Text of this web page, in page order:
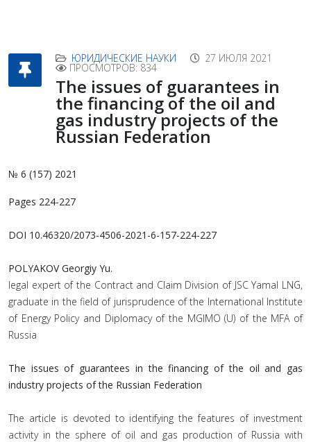
ЮРИДИЧЕСКИЕ НАУКИ 27 ИЮЛЯ 2021
ПРОСМОТРОВ: 834
The issues of guarantees in
the financing of the oil and
gas industry projects of the
Russian Federation
№ 6 (157) 2021
Pages 224-227
DOI 10.46320/2073-4506-2021-6-157-224-227
POLYAKOV Georgiy Yu.
legal expert of the Contract and Claim Division of JSC Yamal LNG,
graduate in the field of jurisprudence of the International Institute
of Energy Policy and Diplomacy of the MGIMO (U) of the MFA of
Russia
The issues of guarantees in the financing of the oil and gas
industry projects of the Russian Federation
The article is devoted to identifying the features of investment
activity in the sphere of oil and gas production of Russia with